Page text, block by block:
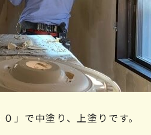
」で中塗り、上塗りです。